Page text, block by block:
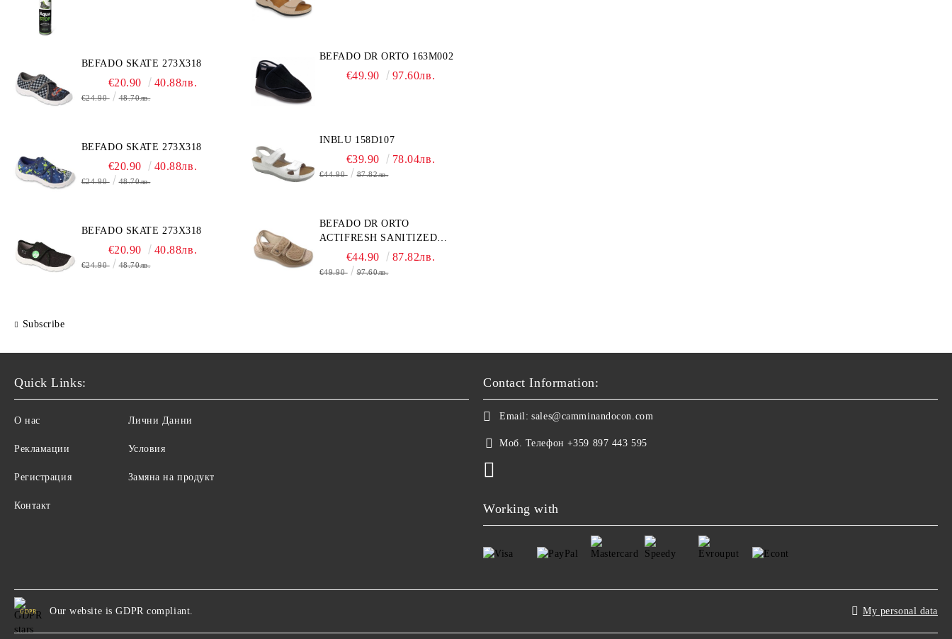
BEFADO SKATE 273X318
€20.90 40.88лв.
€24.90 48.70лв.
BEFADO SKATE 273X318
€20.90 40.88лв.
€24.90 48.70лв.
BEFADO SKATE 273X318
€20.90 40.88лв.
€24.90 48.70лв.
Subscribe
BEFADO DR ORTO 163M002
€49.90 97.60лв.
INBLU 158D107
€39.90 78.04лв.
€44.90 87.82лв.
BEFADO DR ORTO
ACTIFRESH SANITIZED
077D005 ЖЕНСКАЯ ОБУВЬ
€44.90 87.82лв.
€49.90 97.60лв.
Quick Links:
О нас
Рекламации
Регистрация
Контакт
Лични Данни
Условия
Замяна на продукт
Contact Information:
Email: sales@camminandocon.com
Моб. Телефон +359 897 443 595
Working with
GDPR Our website is GDPR compliant. My personal data